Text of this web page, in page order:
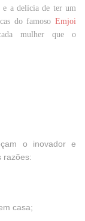
e a delícia de ter um
do famoso Emjoi
mulher que o
o inovador e
razões:
casa;